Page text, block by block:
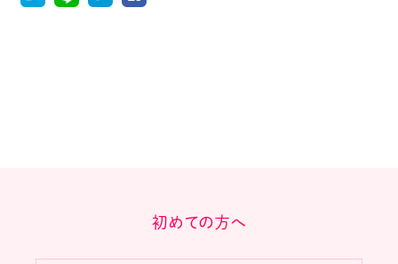
初めての方へ